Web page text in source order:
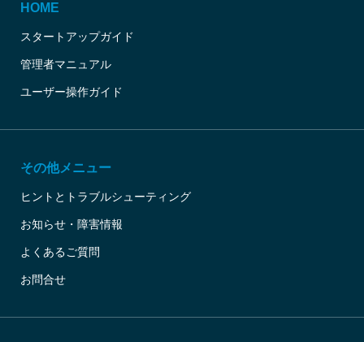
HOME
スタートアップガイド
管理者マニュアル
ユーザー操作ガイド
その他メニュー
ヒントとトラブルシューティング
お知らせ・障害情報
よくあるご質問
お問合せ